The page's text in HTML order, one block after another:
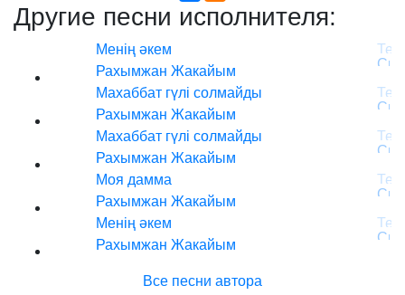
Другие песни исполнителя:
Менің әкем
Рахымжан Жакайым
Махаббат гүлі солмайды
Рахымжан Жакайым
Махаббат гүлі солмайды
Рахымжан Жакайым
Моя дамма
Рахымжан Жакайым
Менің әкем
Рахымжан Жакайым
Все песни автора